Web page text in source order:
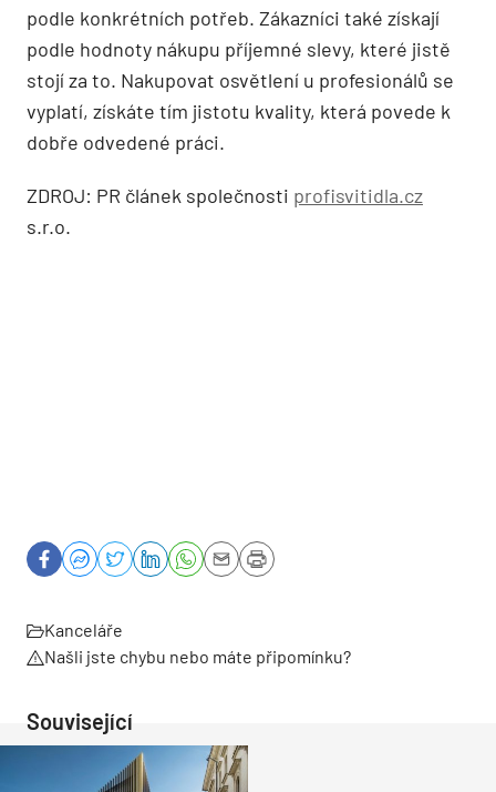
podle konkrétních potřeb. Zákazníci také získají
podle hodnoty nákupu příjemné slevy, které jistě
stojí za to. Nakupovat osvětlení u profesionálů se
vyplatí, získáte tím jistotu kvality, která povede k
dobře odvedené práci.
ZDROJ: PR článek společnosti profisvitidla.cz
s.r.o.
Kanceláře
Našli jste chybu nebo máte připomínku?
Související